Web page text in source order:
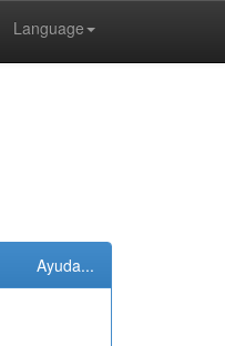
Language
Ayuda...